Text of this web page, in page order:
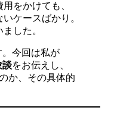
をかけても、
ケースばかり。
した。
。今回は私が
談をお伝えし、
か、その具体的